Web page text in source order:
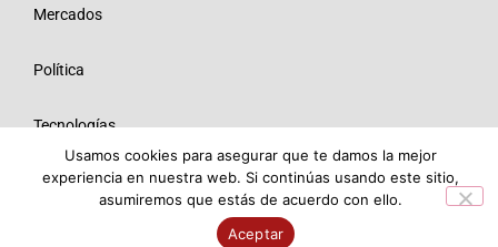
Mercados
Política
Tecnologías
Opinión
© 2026 Todos los derechos reservados ME SRL.
Usamos cookies para asegurar que te damos la mejor
experiencia en nuestra web. Si continúas usando este sitio,
asumiremos que estás de acuerdo con ello.
Aceptar